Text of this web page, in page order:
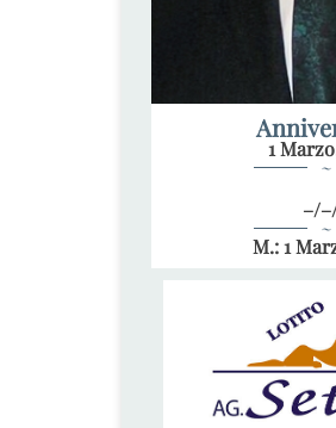
1
~
–/
~
M.: 1